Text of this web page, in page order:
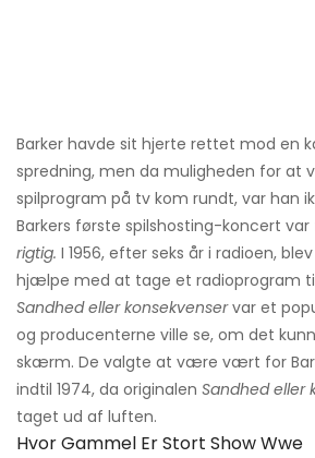
Barker havde sit hjerte rettet mod en
spredning, men da muligheden for
spilprogram på tv kom rundt, var han
Barkers første spilshosting-koncert var
rigtig. I 1956, efter seks år i radioen,
hjælpe med at tage et radioprogram
Sandhed eller konsekvenservar et
og producenterne ville se, om det
skærm. De valgte at være vært for
indtil 1974, da originalen Sandhed eller
taget ud af luften.
Hvor Gammel Er Stort Show Wwe